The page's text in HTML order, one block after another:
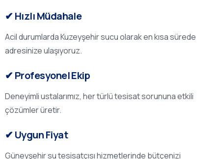
✔ Hızlı Müdahale
Acil durumlarda Kuzeyşehir sucu olarak en kısa sürede
adresinize ulaşıyoruz.
✔ Profesyonel Ekip
Deneyimli ustalarımız, her türlü tesisat sorununa etkili
çözümler üretir.
✔ Uygun Fiyat
Güneyşehir su tesisatçısı hizmetlerinde bütçenizi